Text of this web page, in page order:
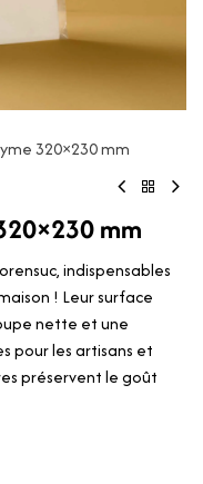
320×230 mm
mm
indispensables
! Leur surface
nette et une
pour les artisans et
préservent le goût